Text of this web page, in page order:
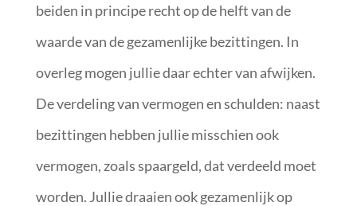
beiden in principe recht op de helft van de
waarde van de gezamenlijke bezittingen. In
overleg mogen jullie daar echter van afwijken.
De verdeling van vermogen en schulden: naast
bezittingen hebben jullie misschien ook
vermogen, zoals spaargeld, dat verdeeld moet
worden. Jullie draaien ook gezamenlijk op